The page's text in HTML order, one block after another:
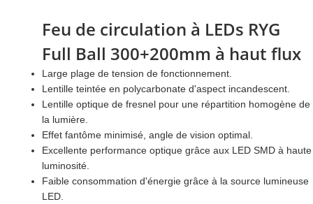
Feu de circulation à LEDs RYG
Full Ball 300+200mm à haut flux
Large plage de tension de fonctionnement.
Lentille teintée en polycarbonate d'aspect incandescent.
Lentille optique de fresnel pour une répartition homogène de
la lumière.
Effet fantôme minimisé, angle de vision optimal.
Excellente performance optique grâce aux LED SMD à haute
luminosité.
Faible consommation d'énergie grâce à la source lumineuse
LED.